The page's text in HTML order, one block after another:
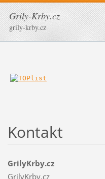
Grily-Krby.cz
grily-krby.cz
Kontakt
GrilyKrby.cz
GrilyKrby.cz